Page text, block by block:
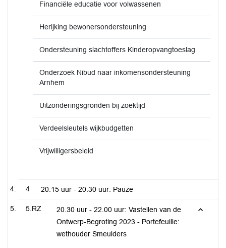
Financiële educatie voor volwassenen
Herijking bewonersondersteuning
Ondersteuning slachtoffers Kinderopvangtoeslag
Onderzoek Nibud naar inkomensondersteuning
Arnhem
Uitzonderingsgronden bij zoektijd
Verdeelsleutels wijkbudgetten
Vrijwilligersbeleid
4 20.15 uur - 20.30 uur: Pauze
5.RZ
20.30 uur - 22.00 uur: Vastellen van de
Ontwerp-Begroting 2023 - Portefeuille:
wethouder Smeulders